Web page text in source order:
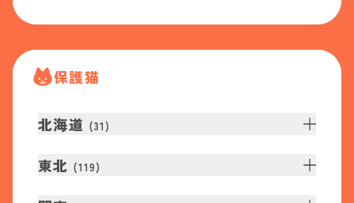
保護猫
北海道 (31 )
東北 (119)